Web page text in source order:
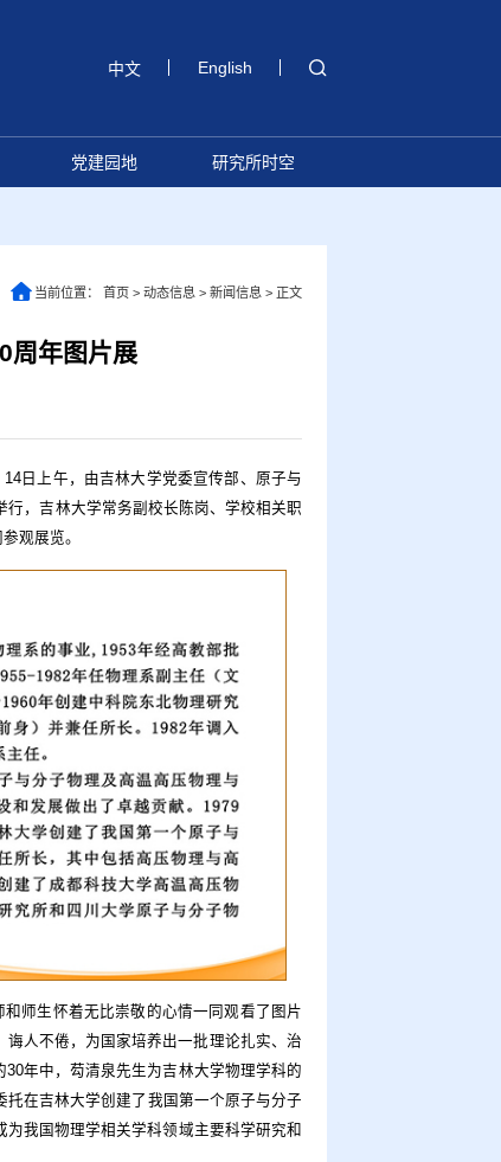
中文 English
党建园地 研究所时空
当前位置： 首页 > 动态信息 > 新闻信息 > 正文
周年图片展
日上午，由吉林大学党委宣传部、原子与
行，吉林大学常务副校长陈岗、学校相关职
观展览。
师生怀着无比崇敬的心情一同观看了图片
人不倦，为国家培养出一批理论扎实、治
年中，芶清泉先生为吉林大学物理学科的
在吉林大学创建了我国第一个原子与分子
我国物理学相关学科领域主要科学研究和